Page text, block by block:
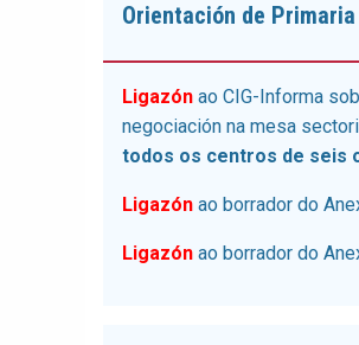
Orientación de Primaria
Ligazón ao CIG-Informa
negociación na mesa
todos os centros de seis
Ligazón ao borrador do
Ligazón ao borrador do